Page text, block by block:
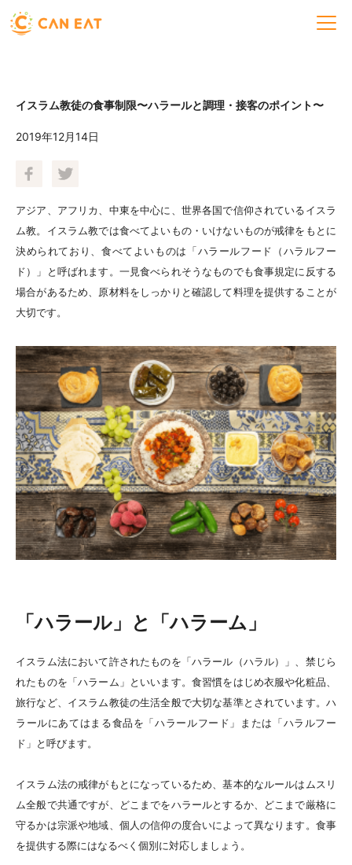
イスラム教徒の食事制限〜ハラールと調理・接客のポイント〜
2019年12月14日
アジア、アフリカ、中東を中心に、世界各国で信仰されているイスラ
ム教。イスラム教では食べてよいもの・いけないものが戒律をもとに
決められており、食べてよいものは「ハラールフード（ハラルフー
ド）」と呼ばれます。一見食べられそうなものでも食事規定に反する
場合があるため、原材料をしっかりと確認して料理を提供することが
大切です。
「ハラール」と「ハラーム」
イスラム法において許されたものを「ハラール（ハラル）」、禁じら
れたものを「ハラーム」といいます。食習慣をはじめ衣服や化粧品、
旅行など、イスラム教徒の生活全般で大切な基準とされています。ハ
ラールにあてはまる食品を「ハラールフード」または「ハラルフー
ド」と呼びます。
イスラム法の戒律がもとになっているため、基本的なルールはムスリ
ム全般で共通ですが、どこまでをハラールとするか、どこまで厳格に
守るかは宗派や地域、個人の信仰の度合いによって異なります。食事
を提供する際にはなるべく個別に対応しましょう。